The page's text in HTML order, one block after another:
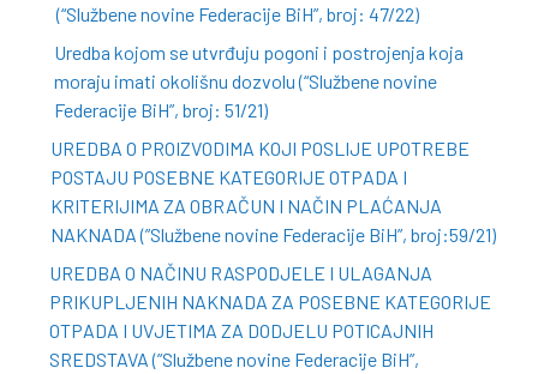
(“Službene novine Federacije BiH”, broj: 47/22)
Uredba kojom se utvrđuju pogoni i postrojenja koja
moraju imati okolišnu dozvolu (“Službene novine
Federacije BiH”, broj: 51/21)
UREDBA O PROIZVODIMA KOJI POSLIJE UPOTREBE
POSTAJU POSEBNE KATEGORIJE OTPADA I
KRITERIJIMA ZA OBRAČUN I NAČIN PLAĆANJA
NAKNADA (”Službene novine Federacije BiH”, broj:59/21)
UREDBA O NAČINU RASPODJELE I ULAGANJA
PRIKUPLJENIH NAKNADA ZA POSEBNE KATEGORIJE
OTPADA I UVJETIMA ZA DODJELU POTICAJNIH
SREDSTAVA (”Službene novine Federacije BiH”,